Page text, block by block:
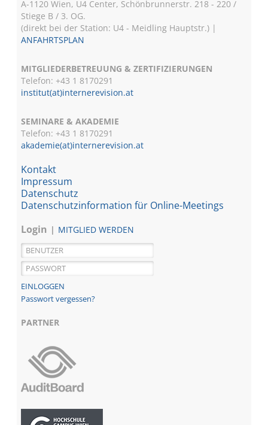
A-1120 Wien, U4 Center, Schönbrunnerstr. 218 - 220 /
Stiege B / 3. OG.
(direkt bei der Station: U4 - Meidling Hauptstr.) |
ANFAHRTSPLAN
MITGLIEDERBETREUUNG & ZERTIFIZIERUNGEN
Telefon: +43 1 8170291
institut(at)internerevision.at
SEMINARE & AKADEMIE
Telefon: +43 18170291
akademie(at)internerevision.at
Kontakt
Impressum
Datenschutz
Datenschutzinformation für Online-Meetings
Login
MITGLIED WERDEN
Passwort vergessen?
PARTNER